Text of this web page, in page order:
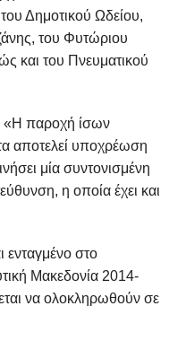
Δημοτικού Ωδείου,
του Φυτώριου
και του Πνευματικού
«Η παροχή ίσων
αποτελεί υποχρέωση
μία συντονισμένη
η οποία έχει και
ενταγμένο στο
Μακεδονία 2014-
να ολοκληρωθούν σε